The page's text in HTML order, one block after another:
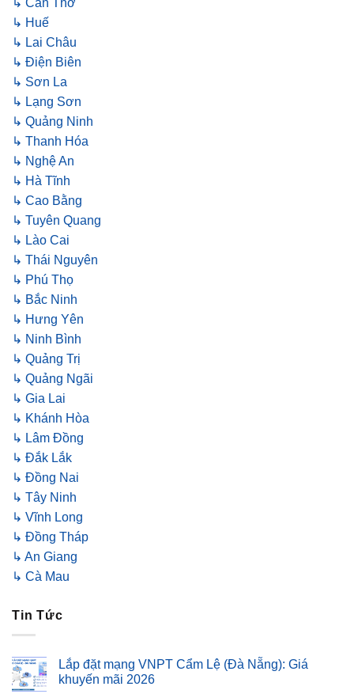
↳ Cần Thơ
↳ Huế
↳ Lai Châu
↳ Điện Biên
↳ Sơn La
↳ Lạng Sơn
↳ Quảng Ninh
↳ Thanh Hóa
↳ Nghệ An
↳ Hà Tĩnh
↳ Cao Bằng
↳ Tuyên Quang
↳ Lào Cai
↳ Thái Nguyên
↳ Phú Thọ
↳ Bắc Ninh
↳ Hưng Yên
↳ Ninh Bình
↳ Quảng Trị
↳ Quảng Ngãi
↳ Gia Lai
↳ Khánh Hòa
↳ Lâm Đồng
↳ Đắk Lắk
↳ Đồng Nai
↳ Tây Ninh
↳ Vĩnh Long
↳ Đồng Tháp
↳ An Giang
↳ Cà Mau
Tin Tức
Lắp đặt mạng VNPT Cẩm Lệ (Đà Nẵng): Giá
khuyến mãi 2026